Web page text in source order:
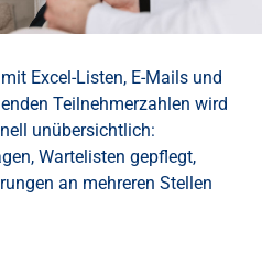
Excel-Listen, E-Mails und
Teilnehmerzahlen wird
unübersichtlich:
Wartelisten gepflegt,
an mehreren Stellen